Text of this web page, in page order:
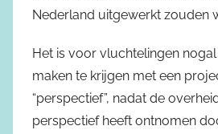
Nederland uitgewerkt zouden
Het is voor vluchtelingen
maken te krijgen met een
“perspectief”, nadat de
perspectief heeft ontnomen